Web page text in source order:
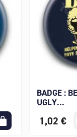
BADGE :
UGLY...
1,02 €